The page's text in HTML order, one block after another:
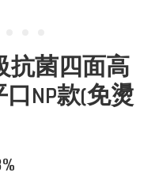
抗菌四面高
NP款(免燙